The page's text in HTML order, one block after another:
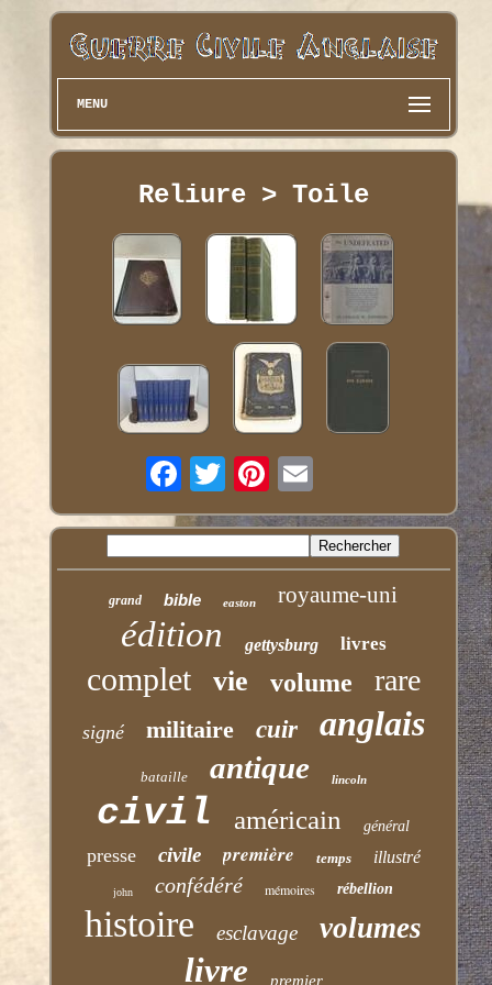
MENU
Reliure > Toile
grand bible easton royaume-uni
édition gettysburg livres
complet vie volume rare
signé militaire cuir anglais
bataille antique lincoln
civil américain général
presse civile première temps illustré
john confédéré mémoires rébellion
histoire esclavage volumes
livre premier